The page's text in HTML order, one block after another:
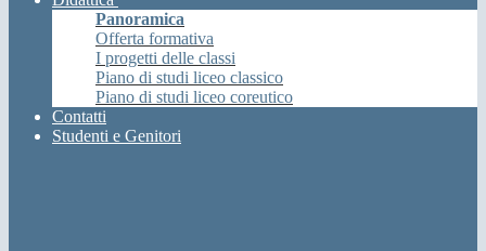
Panoramica
Offerta formativa
I progetti delle classi
Piano di studi liceo classico
Piano di studi liceo coreutico
Contatti
Studenti e Genitori